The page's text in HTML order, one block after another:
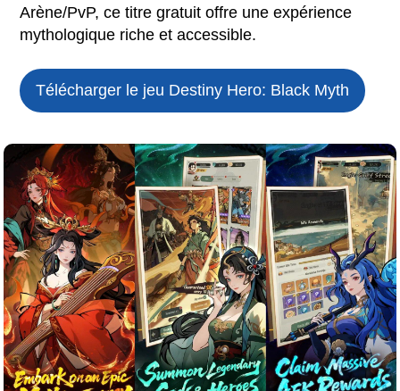
Arène/PvP, ce titre gratuit offre une expérience
mythologique riche et accessible.
Télécharger le jeu Destiny Hero: Black Myth